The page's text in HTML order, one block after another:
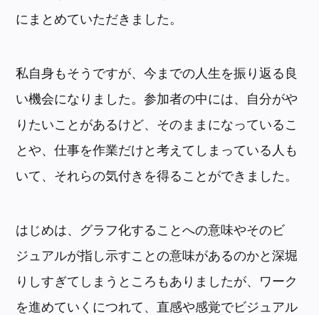
にまとめていただきました。
私自身もそうですが、今までの人生を振り返る良
い機会になりました。参加者の中には、自分がや
りたいことがあるけど、そのままになっているこ
とや、仕事を作業だけと考えてしまっている人も
いて、それらの気付きを得ることができました。
はじめは、グラフ化することへの意味やそのビ
ジュアルが指し示すことの意味があるのかと深堀
りしすぎてしまうところもありましたが、ワーク
を進めていくにつれて、直感や感覚でビジュアル